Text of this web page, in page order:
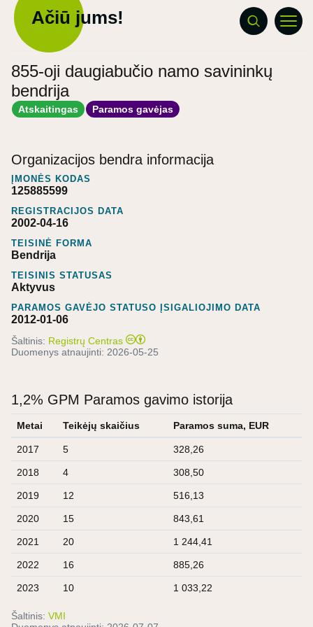
Ačiū jums!
855-oji daugiabučio namo savininkų
bendrija
Atskaitingas Paramos gavėjas
Organizacijos bendra informacija
ĮMONĖS KODAS
125885599
REGISTRACIJOS DATA
2002-04-16
TEISINĖ FORMA
Bendrija
TEISINIS STATUSAS
Aktyvus
PARAMOS GAVĖJO STATUSO ĮSIGALIOJIMO DATA
2012-01-06
Šaltinis: Registrų Centras
Duomenys atnaujinti: 2026-05-25
1,2% GPM Paramos gavimo istorija
Metai Teikėjų skaičius Paramos suma, EUR
2017 5 328,26
2018 4 308,50
2019 12 516,13
2020 15 843,61
2021 20 1 244,41
2022 16 885,26
2023 10 1 033,22
Šaltinis: VMI